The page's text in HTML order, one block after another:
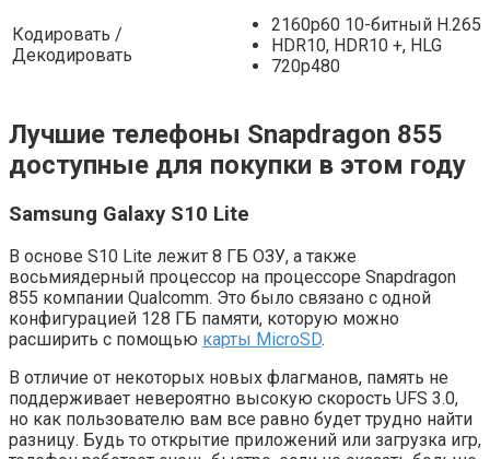
Кодировать /
Декодировать
2160p60 10-битный H.265
HDR10, HDR10 +, HLG
720p480
Лучшие телефоны Snapdragon 855
доступные для покупки в этом году
Samsung Galaxy S10 Lite
В основе S10 Lite лежит 8 ГБ ОЗУ, а также
восьмиядерный процессор на процессоре Snapdragon
855 компании Qualcomm. Это было связано с одной
конфигурацией 128 ГБ памяти, которую можно
расширить с помощью карты MicroSD.
В отличие от некоторых новых флагманов, память не
поддерживает невероятно высокую скорость UFS 3.0,
но как пользователю вам все равно будет трудно найти
разницу. Будь то открытие приложений или загрузка игр,